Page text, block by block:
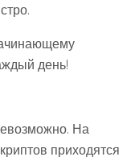
день!
На
приходятся